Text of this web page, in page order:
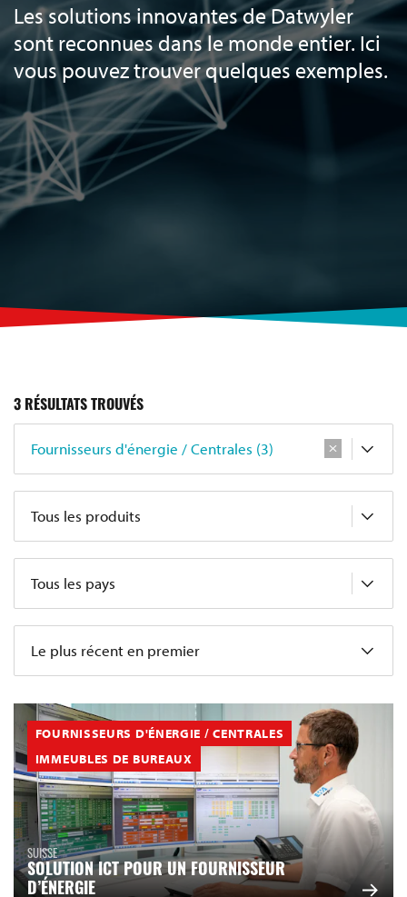
Les solutions innovantes de Datwyler
sont reconnues dans le monde entier. Ici
vous pouvez trouver quelques exemples.
3 RÉSULTATS TROUVÉS
Fournisseurs d'énergie / Centrales (3)
Tous les produits
Tous les pays
Le plus récent en premier
FOURNISSEURS D'ÉNERGIE / CENTRALES
IMMEUBLES DE BUREAUX
SUISSE
SOLUTION ICT POUR UN FOURNISSEUR
D’ÉNERGIE